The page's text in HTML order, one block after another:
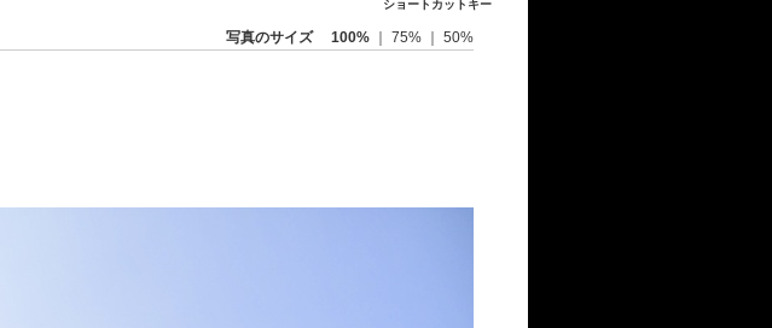
ショートカットキー
写真のサイズ 100% 75% 50%